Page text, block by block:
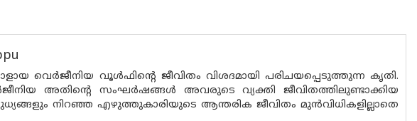
വെര്‍ജീനിയ വൂള്‍ഫിന്റെ ജീവിതം വിശദമായി പരിചയപ്പെടുത്തുന്ന കൃതി.
അതിന്റെ സംഘര്‍ഷങ്ങള്‍ അവരുടെ വ്യക്തി ജീവിതത്തിലുണ്ടാക്കിയ
നിറഞ്ഞ എഴുത്തുകാരിയുടെ ആന്തരിക ജീവിതം മുന്‍വിധികളില്ലാതെ